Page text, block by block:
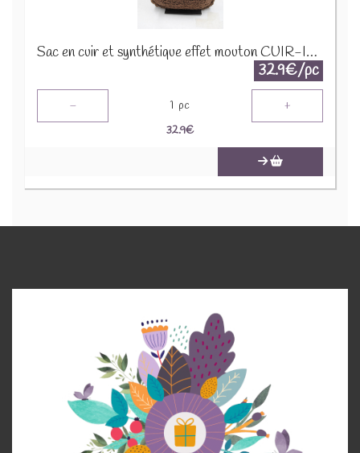
Sac en cuir et synthétique effet mouton CUIR-IT-939 Marron foncé
32.9€/pc
- 1 pc +
32.9€